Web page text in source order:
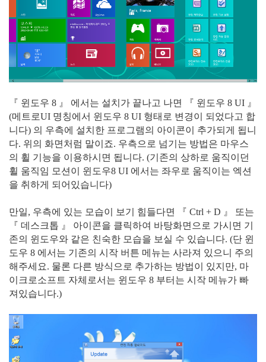
『 윈도우 8 』 에서는 설치가 끝나고 나면 『 윈도우 8 UI 』
(메트로UI 명칭에서 윈도우 8 UI 형태로 변경이 되었다고 합
니다) 의 우측에 설치한 프로그램의 아이콘이 추가되게 됩니
다. 위의 화면처럼 말이죠. 우측으로 넘기는 방법은 마우스
의 휠 기능을 이용하시면 됩니다. (기존의 상하로 움직이던
휠 움직임 모션이 윈도우8 UI 에서는 좌우로 움직이는 엑션
을 취하게 되어있습니다)
만일, 우측에 있는 모습이 보기 힘들다면 『 Ctrl + D 』 또는
『 데스크톱 』 아이콘을 클릭하여 바탕화면으로 가시면 기
존의 윈도우와 같은 친숙한 모습을 보실 수 있습니다. (단 윈
도우 8 에서는 기존의 시작 버튼 메뉴는 사라져 있으니 주의
해주세요. 물론 다른 방식으로 추가하는 방법이 있지만, 마
이크로소프트 자체로서는 윈도우 8 부터는 시작 메뉴가 빠
져있습니다.)